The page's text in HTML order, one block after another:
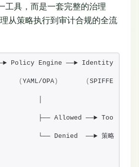
工具，而是一套完整的治理
从策略执行到审计合规的全流
( YAML/OPA ) ( SPIFFE
├── Allowed ──► Tool
└── Denied  ──► 策略拒绝